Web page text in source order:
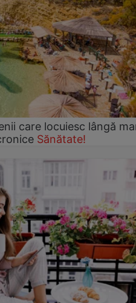
care locuiesc lângă
Sănătate!